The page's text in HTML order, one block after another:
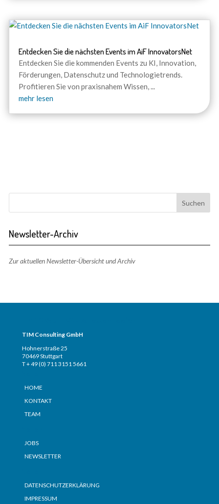
Entdecken Sie die nächsten Events im AiF InnovatorsNet
Entdecken Sie die kommenden Events zu KI, Innovation,
Förderungen, Datenschutz und Technologietrends.
Profitieren Sie von praxisnahem Wissen,...
mehr lesen
Newsletter-Archiv
Zur aktuellen Newsletter-Übersicht und Archiv
TIM Consulting GmbH
Hohnerstraße 25
70469 Stuttgart
T + 49 (0) 711 3151 5661
HOME
KONTAKT
TEAM
JOBS
NEWSLETTER
DATENSCHUTZERKLÄRUNG
IMPRESSUM